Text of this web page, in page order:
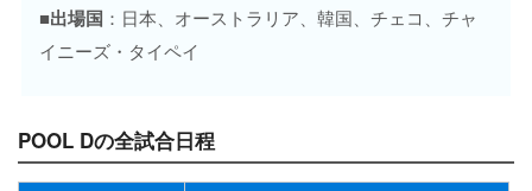
■出場国 ：日本、オーストラリア、韓国、チェコ、チャ
イニーズ・タイペイ
POOL Dの全試合日程